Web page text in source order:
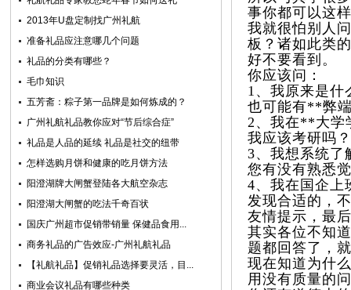
2013年U盘定制找广州礼航
准备礼品应注意哪几个问题
礼品的分类有哪些？
毛巾知识
五芳斋：粽子第一品牌是如何炼成的？
广州礼航礼品教你应对“节后综合症”
礼品是人品的延续 礼品是社交的纽带
怎样选购月饼和健康的吃月饼方法
阳澄湖牌大闸蟹登陆各大航空杂志
阳澄湖大闸蟹的吃法千奇百状
国庆广州超市促销带销量 保健品食用...
商务礼品的广告效应-广州礼航礼品
【礼航礼品】促销礼品选择要灵活，目...
商业会议礼品有哪些种类
事你都可以这
我就很怕别人
板？诸如此类
好不要看到。
你应该问：
1、我原来是
也可能有**弊
2、我在**大学
我应该考研吗？
3、我想系统了
您有没有熟悉
4、我在国企
发现合适的，
友情提示，最
其实各位不知
题都回答了，
现在知道为什
用没有质量的